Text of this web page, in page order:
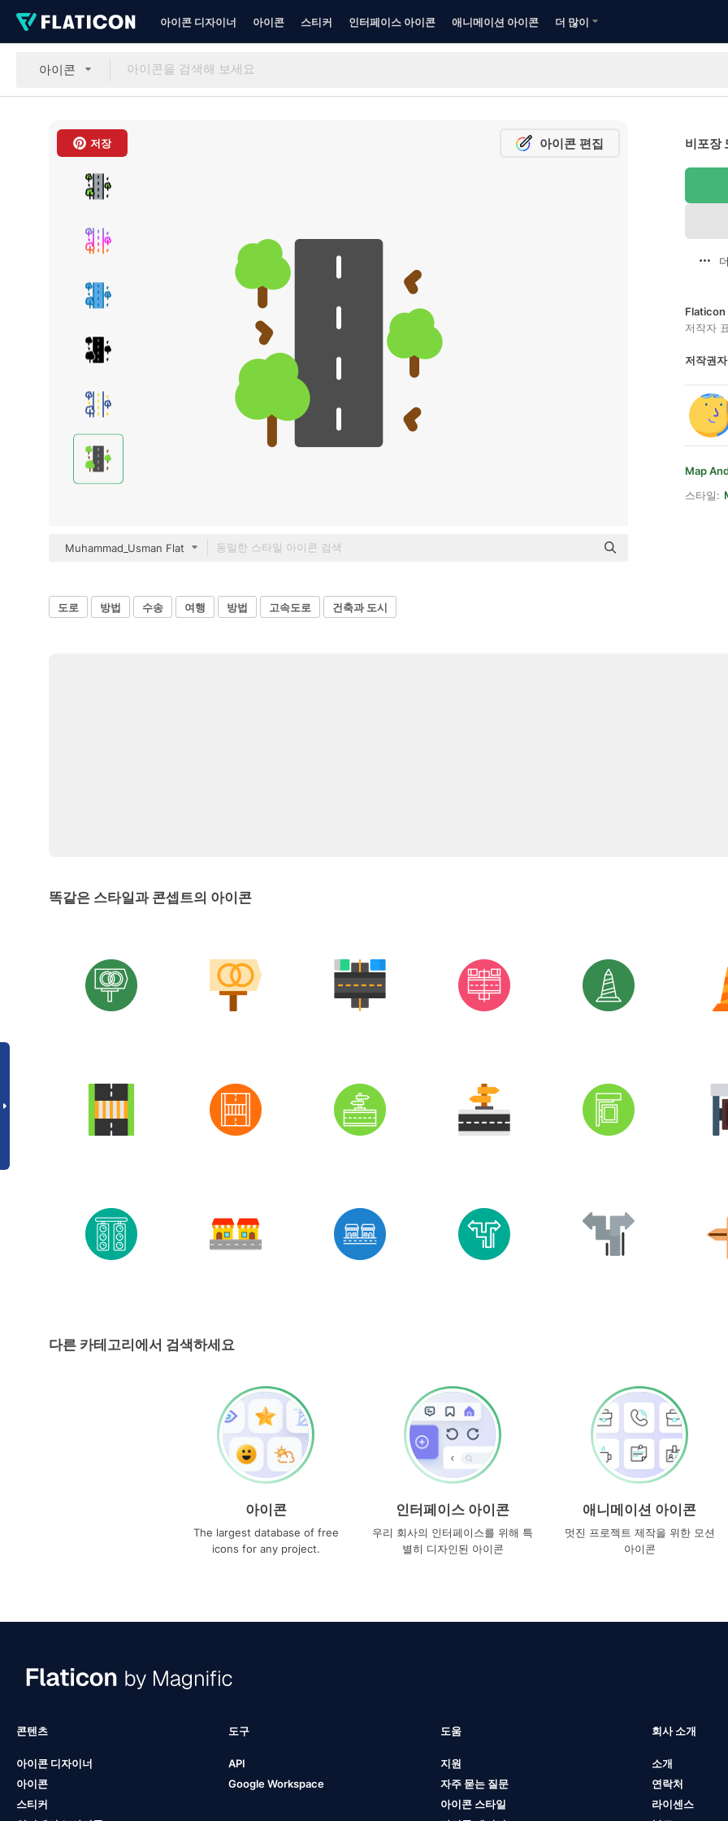
아이콘 디자이너 아이콘 스티커 인터페이스 아이콘 애니메이션 아이콘 더 많이
아이콘
저장 아이콘 편집
Muhammad_Usman Flat
비포장
Flaticon
저작자
저작권
Map
스타일:
도로 방법 수송 여행 방법 고속도로 건축과 도시
똑같은 스타일과 콘셉트의 아이콘
다른 카테고리에서 검색하세요
아이콘
The largest database of free
icons for any project.
인터페이스 아이콘
우리 회사의 인터페이스를 위해 특
별히 디자인된 아이콘
애니메이션 아이콘
멋진 프로젝트 제작을 위한 모션
아이콘
콘텐츠
아이콘 디자이너
아이콘
스티커
도구
API
Google Workspace
도움
지원
자주 묻는 질문
아이콘 스타일
회사 소개
소개
연락처
라이센스